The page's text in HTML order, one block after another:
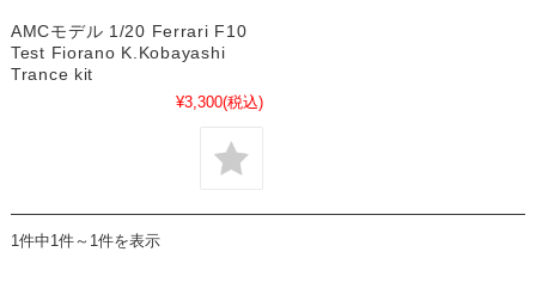
AMCモデル 1/20 Ferrari F10
Test Fiorano K.Kobayashi
Trance kit
¥3,300(税込)
1件中1件～1件を表示